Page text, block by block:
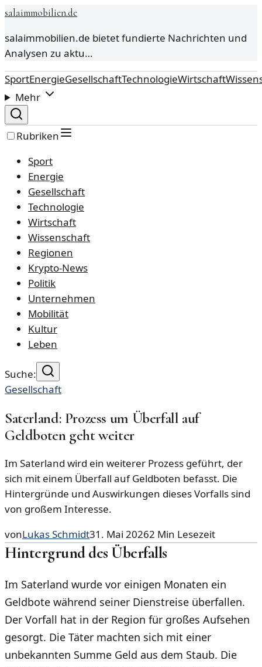
salaimmobilien.de
salaimmobilien.de bietet fundierte Nachrichten und
Analysen zu aktu…
SportEnergieGesellschaftTechnologieWirtschaft
Mehr
Rubriken
Sport
Energie
Gesellschaft
Technologie
Wirtschaft
Wissenschaft
Regionen
Krypto-News
Politik
Unternehmen
Mobilität
Kultur
Leben
Suche:
Gesellschaft
Saterland: Prozess um Überfall auf
Geldboten geht weiter
Im Saterland wird ein weiterer Prozess geführt, der
sich mit einem Überfall auf Geldboten befasst. Die
Hintergründe und Auswirkungen dieses Vorfalls sind
von großem Interesse.
vonLukas Schmidt31. Mai 20262 Min Lesezeit
Hintergrund des Überfalls
Im Saterland wurde vor einigen Monaten ein
Geldbote während seiner Dienstreise überfallen.
Der Vorfall hat in der Region für großes Aufsehen
gesorgt. Die Täter machten sich mit einer
unbekannten Summe Geld aus dem Staub. Die